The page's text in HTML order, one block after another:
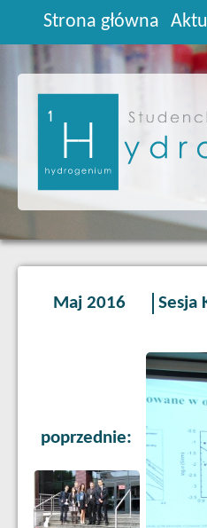
Strona główna
Maj 2016 Sesja
poprzednie: